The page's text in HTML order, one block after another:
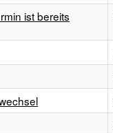
ist bereits